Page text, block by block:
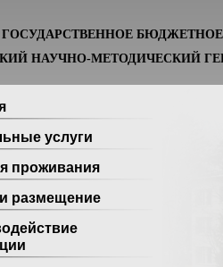
ГОСУДАРСТВЕННОЕ
НАУЧНО-МЕТОДИЧЕСКИЙ
услуги
проживания
размещение